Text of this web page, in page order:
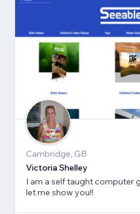
Cambridge, GB
Victoria Shelley
I am a self taught computer
let me show you!!